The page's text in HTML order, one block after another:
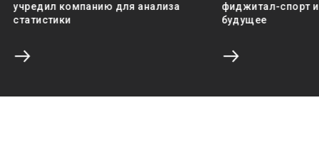
учредил компанию для анализа
статистики
фиджитал-спорт
будущее